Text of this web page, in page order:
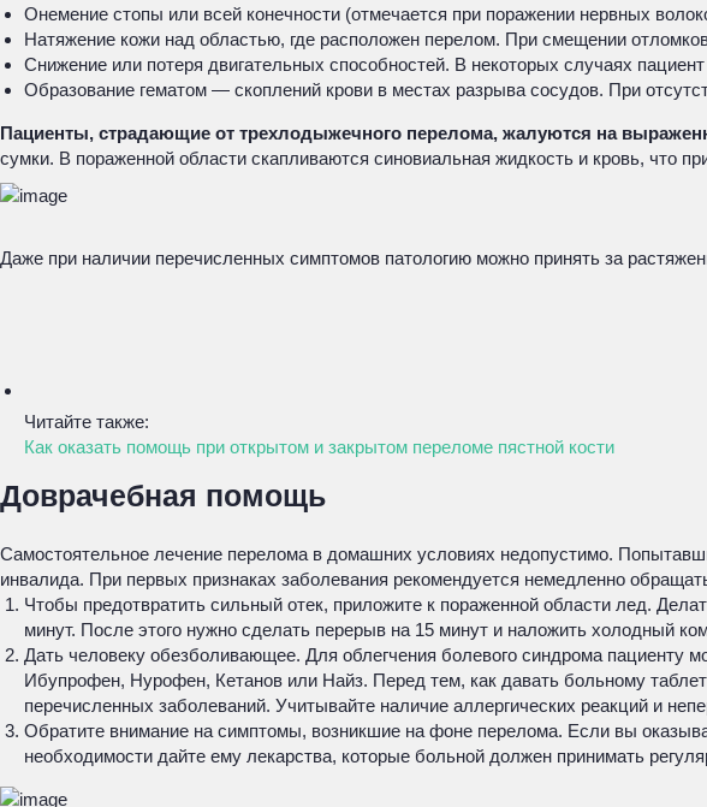
Онемение стопы или всей конечности (отмечается при поражении нервных
Натяжение кожи над областью, где расположен перелом. При смещении
Снижение или потеря двигательных способностей. В некоторых случаях
Образование гематом — скоплений крови в местах разрыва сосудов. При
Пациенты, страдающие от трехлодыжечного перелома, жалуются на
сумки. В пораженной области скапливаются синовиальная жидкость и кровь, что
Даже при наличии перечисленных симптомов патологию можно принять за
Читайте также:
Как оказать помощь при открытом и закрытом переломе пястной кости
Доврачебная помощь
Самостоятельное лечение перелома в домашних условиях недопустимо.
инвалида. При первых признаках заболевания рекомендуется немедленно
Чтобы предотвратить сильный отек, приложите к пораженной области лед.
минут. После этого нужно сделать перерыв на 15 минут и наложить холодный
Дать человеку обезболивающее. Для облегчения болевого синдрома пациенту
Ибупрофен, Нурофен, Кетанов или Найз. Перед тем, как давать больному
перечисленных заболеваний. Учитывайте наличие аллергических реакций и
Обратите внимание на симптомы, возникшие на фоне перелома. Если вы
необходимости дайте ему лекарства, которые больной должен принимать